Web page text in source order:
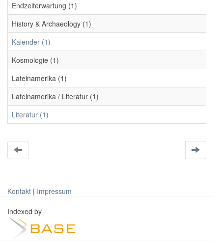
Endzeiterwartung (1)
History & Archaeology (1)
Kalender (1)
Kosmologie (1)
Lateinamerika (1)
Lateinamerika / Literatur (1)
Literatur (1)
Kontakt | Impressum
Indexed by